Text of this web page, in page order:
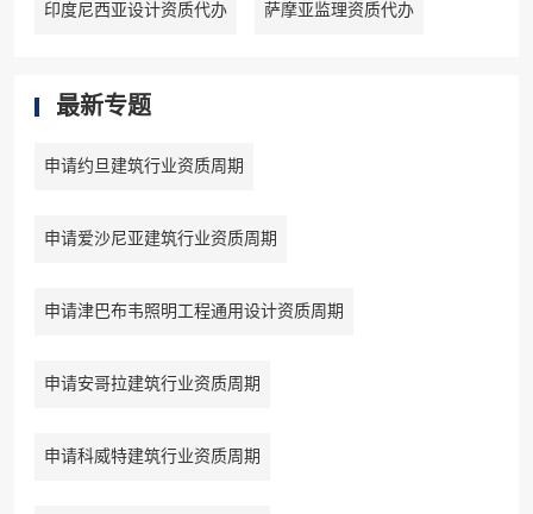
印度尼西亚设计资质代办 萨摩亚监理资质代办
最新专题
申请约旦建筑行业资质周期
申请爱沙尼亚建筑行业资质周期
申请津巴布韦照明工程通用设计资质周期
申请安哥拉建筑行业资质周期
申请科威特建筑行业资质周期